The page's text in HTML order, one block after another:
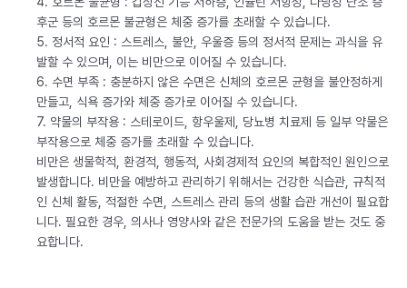
후군 등의 호르몬 불균형은 체중 증가를 초래할 수 있습니다.
5. 정서적 요인 : 스트레스, 불안, 우울증 등의 정서적 문제는 과식을 유
발할 수 있으며, 이는 비만으로 이어질 수 있습니다.
6. 수면 부족 : 충분하지 않은 수면은 신체의 호르몬 균형을 불안정하게
만들고, 식욕 증가와 체중 증가로 이어질 수 있습니다.
7. 약물의 부작용 : 스테로이드, 항우울제, 당뇨병 치료제 등 일부 약물은
부작용으로 체중 증가를 초래할 수 있습니다.
비만은 생물학적, 환경적, 행동적, 사회경제적 요인의 복합적인 원인으로
발생합니다. 비만을 예방하고 관리하기 위해서는 건강한 식습관, 규칙적
인 신체 활동, 적절한 수면, 스트레스 관리 등의 생활 습관 개선이 필요합
니다. 필요한 경우, 의사나 영양사와 같은 전문가의 도움을 받는 것도 중
요합니다.